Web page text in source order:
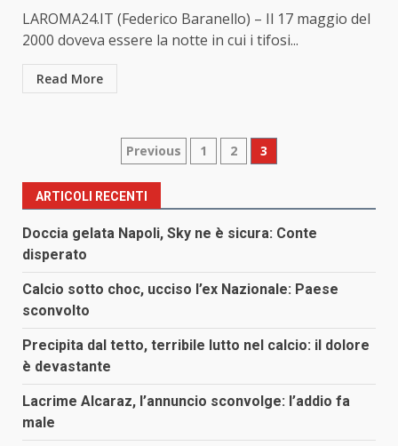
LAROMA24.IT (Federico Baranello) – Il 17 maggio del
2000 doveva essere la notte in cui i tifosi...
Read More
Paginazione
degli
articoli
Previous 1 2 3
ARTICOLI RECENTI
Doccia gelata Napoli, Sky ne è sicura: Conte
disperato
Calcio sotto choc, ucciso l’ex Nazionale: Paese
sconvolto
Precipita dal tetto, terribile lutto nel calcio: il dolore
è devastante
Lacrime Alcaraz, l’annuncio sconvolge: l’addio fa
male